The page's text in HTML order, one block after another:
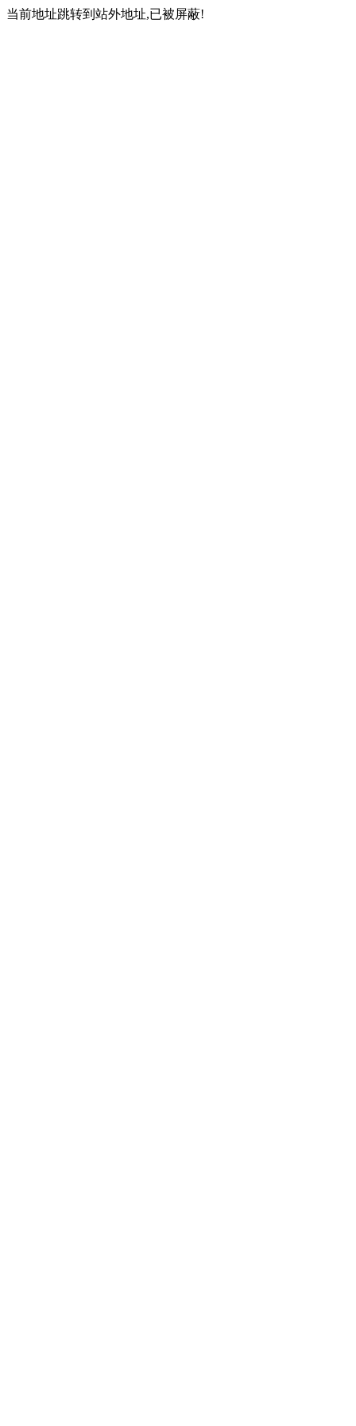
当前地址跳转到站外地址,已被屏蔽!